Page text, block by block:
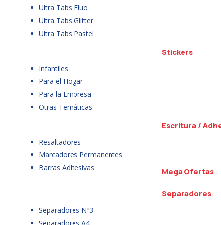
Ultra Tabs Fluo
Ultra Tabs Glitter
Ultra Tabs Pastel
Stickers
Infantiles
Para el Hogar
Para la Empresa
Otras Temáticas
Escritura /
Resaltadores
Marcadores Permanentes
Barras Adhesivas
Mega Ofertas
Separadores
Separadores Nº3
Separadores A4